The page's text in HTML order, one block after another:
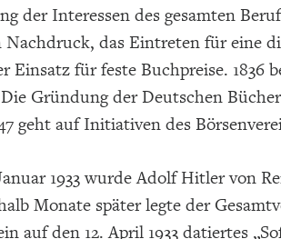
der Interessen des gesamten
das Eintreten für eine
Einsatz für feste Buchpreise.
Gründung der Deutschen
geht auf Initiativen des
1933 wurde Adolf Hitler von
Monate später legte der
auf den 12. April 1933 datiertes